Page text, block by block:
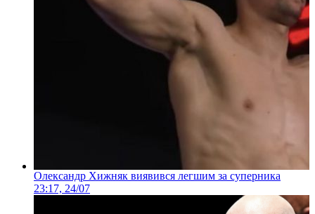
Олександр Хижняк виявився легшим за суперника
23:17, 24/07